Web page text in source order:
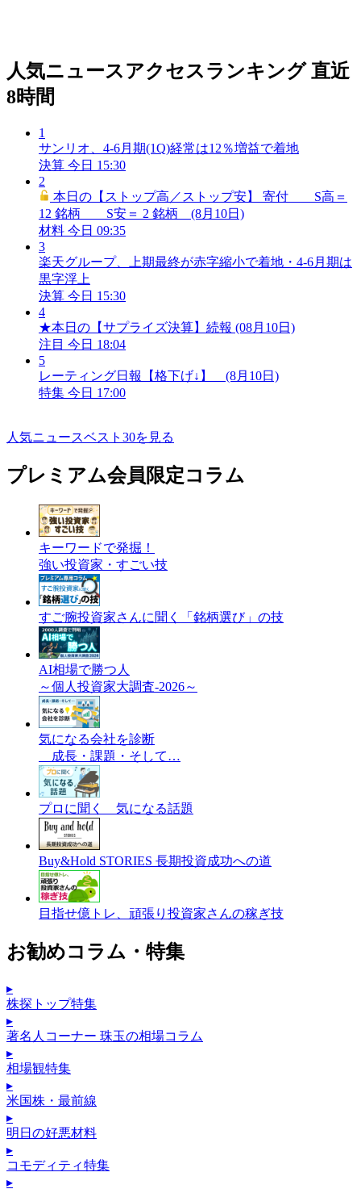
人気ニュースアクセスランキング 直近
8時間
1
サンリオ、4-6月期(1Q)経常は12％増益で着地
決算 今日 15:30
2
本日の【ストップ高／ストップ安】 寄付 S高＝
12 銘柄 S安＝ 2 銘柄 (8月10日)
材料 今日 09:35
3
楽天グループ、上期最終が赤字縮小で着地・4-6月期は
黒字浮上
決算 今日 15:30
4
★本日の【サプライズ決算】続報 (08月10日)
注目 今日 18:04
5
レーティング日報【格下げ↓】 (8月10日)
特集 今日 17:00
人気ニュースベスト30を見る
プレミアム会員限定コラム
キーワードで発掘！
強い投資家・すごい技
すご腕投資家さんに聞く「銘柄選び」の技
AI相場で勝つ人
～個人投資家大調査-2026～
気になる会社を診断
成長・課題・そして…
プロに聞く 気になる話題
Buy&Hold STORIES 長期投資成功への道
目指せ億トレ、頑張り投資家さんの稼ぎ技
お勧めコラム・特集
▸
株探トップ特集
▸
著名人コーナー 珠玉の相場コラム
▸
相場観特集
▸
米国株・最前線
▸
明日の好悪材料
▸
コモディティ特集
▸